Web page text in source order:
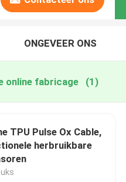
ONGEVEER ONS
online fabricage (1)
TPU Pulse Ox Cable,
herbruikbare